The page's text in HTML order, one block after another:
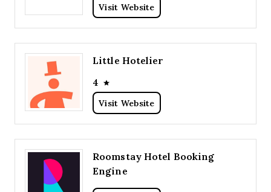
Visit Website
Little Hotelier
4
Visit Website
Roomstay Hotel Booking
Engine